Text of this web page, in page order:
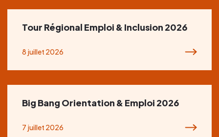
Tour Régional Emploi & Inclusion 2026
8 juillet 2026
Big Bang Orientation & Emploi 2026
7 juillet 2026